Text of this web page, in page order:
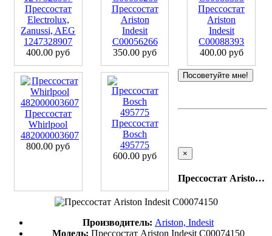
Прессостат
Electrolux,
Zanussi, AEG
1247328907
400.00 руб
Прессостат
Ariston
Indesit
C00056266
350.00 руб
Прессостат
Ariston
Indesit
C00088393
400.00 руб
Прессостат
Whirlpool
482000003607
800.00 руб
Прессостат
Bosch
495775
600.00 руб
Посоветуйте мне!
×
Прессостат Ariston Indesit C00074150
Производитель: Ariston, Indesit
Модель: Прессостат Ariston Indesit C00074150